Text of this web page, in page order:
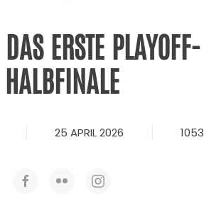
ERSTE PLAYOFF-
HALBFINALE
25 APRIL 2026 1053